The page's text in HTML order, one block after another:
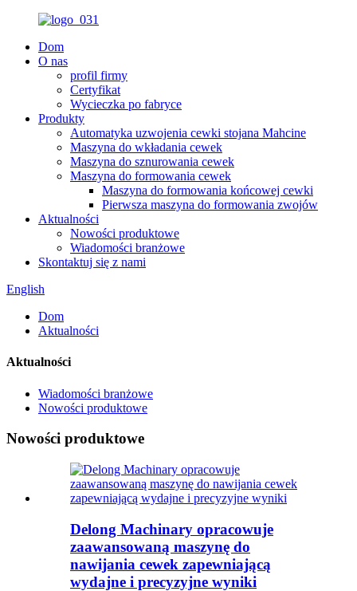
Dom
O nas
profil firmy
Certyfikat
Wycieczka po fabryce
Produkty
Automatyka uzwojenia cewki stojana Mahcine
Maszyna do wkładania cewek
Maszyna do sznurowania cewek
Maszyna do formowania cewek
Maszyna do formowania końcowej cewki
Pierwsza maszyna do formowania zwojów
Aktualności
Nowości produktowe
Wiadomości branżowe
Skontaktuj się z nami
English
Dom
Aktualności
Aktualności
Wiadomości branżowe
Nowości produktowe
Nowości produktowe
Delong Machinary opracowuje
zaawansowaną maszynę do
nawijania cewek zapewniającą
wydajne i precyzyjne wyniki